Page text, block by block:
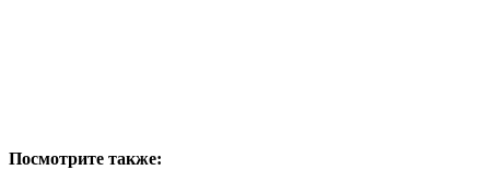
Посмотрите также: